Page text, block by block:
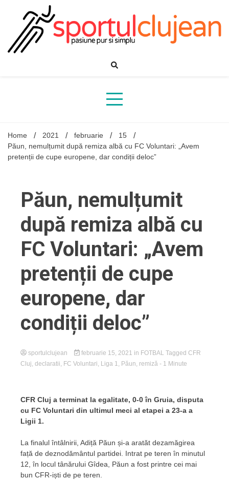
Home 2021 februarie
15
Păun, nemulțumit după remiza albă cu FC Voluntari: „Avem
pretenții de cupe europene, dar condiții deloc”
Păun, nemulțumit
după remiza albă cu
FC Voluntari: „Avem
pretenții de cupe
europene, dar
condiții deloc”
sportulclujean februarie 15, 2021 in FOTBAL Tagged CFR
Cluj declaratii FC Voluntari Liga 1 Păun remiză - 1 Minute
CFR Cluj a terminat la egalitate, 0-0 în Gruia, disputa
cu FC Voluntari din ultimul meci al etapei a 23-a a
Ligii 1.
La finalul întâlnirii, Adiță Păun și-a aratăt dezamăgirea
față de deznodământul partidei. Intrat pe teren în minutul
12, în locul tânărului Gîdea, Păun a fost printre cei mai
bun CFR-iști de pe teren.